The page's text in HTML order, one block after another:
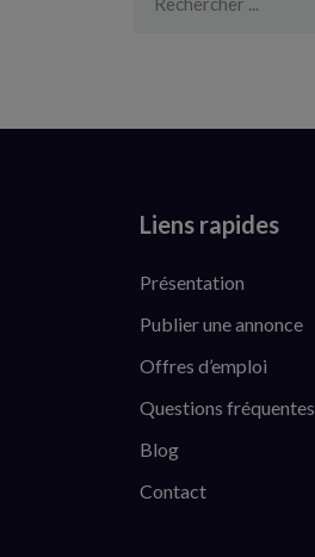
Liens rapides
Présentation
Publier une annonce
Offres d’emploi
Questions fréquentes
Blog
Contact